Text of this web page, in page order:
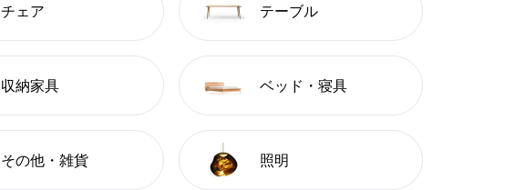
チェア テーブル
収納家具 ベッド・寝具
その他・雑貨 照明